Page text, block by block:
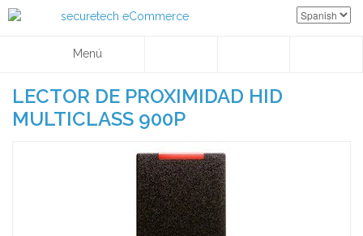
Menú
LECTOR DE PROXIMIDAD HID
MULTICLASS 900P